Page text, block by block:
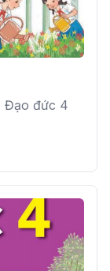
Đạo đức 4